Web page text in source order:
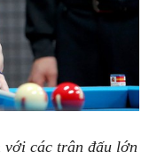
với các trận đấu lớn